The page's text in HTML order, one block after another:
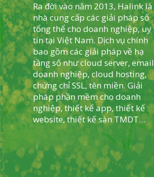
Ra đời vào năm 2013, Halink là
nhà cung cấp các giải pháp số
tổng thể cho doanh nghiệp, uy
tín tại Việt Nam. Dịch vụ chính
bao gồm các giải pháp về hạ
tầng số như cloud server, email
doanh nghiệp, cloud hosting,
chứng chỉ SSL, tên miền. Giải
pháp phần mềm cho doanh
nghiệp, thiết kế app, thiết kế
website, thiết kế sàn TMDT…